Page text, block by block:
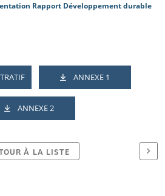
Rapport Développement durable
ANNEXE 1
ANNEXE 2
À LA LISTE